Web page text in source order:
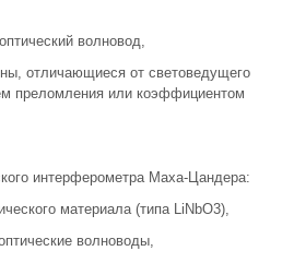
волновод,
отличающиеся от световедущего
преломления или коэффициентом
интерферометра Маха-Цандера:
материала (типа LiNbO3),
волноводы,